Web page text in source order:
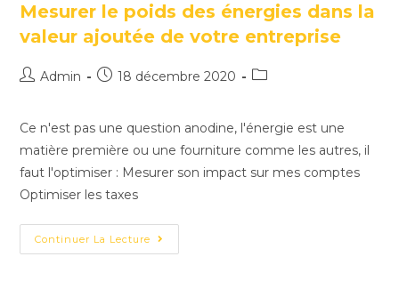
Mesurer le poids des énergies dans la
valeur ajoutée de votre entreprise
Admin 18 décembre 2020
Ce n'est pas une question anodine, l'énergie est une
matière première ou une fourniture comme les autres, il
faut l'optimiser : Mesurer son impact sur mes comptes
Optimiser les taxes
Continuer La Lecture